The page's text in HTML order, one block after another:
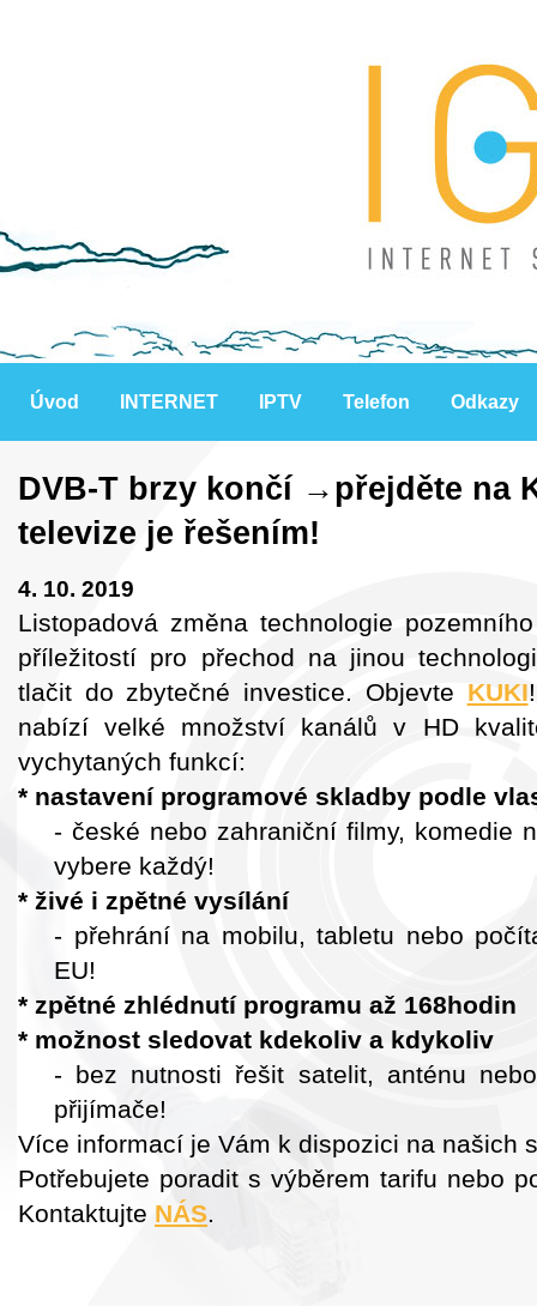
Úvod INTERNET IPTV Telefon Odkazy
DVB-T brzy končí →přejděte na
televize je řešením!
4. 10. 2019
Listopadová změna technologie
příležitostí pro přechod na jinou
tlačit do zbytečné investice. Objevte KUKI
nabízí velké množství kanálů v HD
vychytaných funkcí:
* nastavení programové skladby podle
- české nebo zahraniční filmy, komedie
vybere každý!
* živé i zpětné vysílání
- přehrání na mobilu, tabletu nebo
EU!
* zpětné zhlédnutí programu až 168hodin
* možnost sledovat kdekoliv a kdykoliv
- bez nutnosti řešit satelit, anténu
přijímače!
Více informací je Vám k dispozici na našich
Potřebujete poradit s výběrem tarifu nebo
Kontaktujte NÁS.